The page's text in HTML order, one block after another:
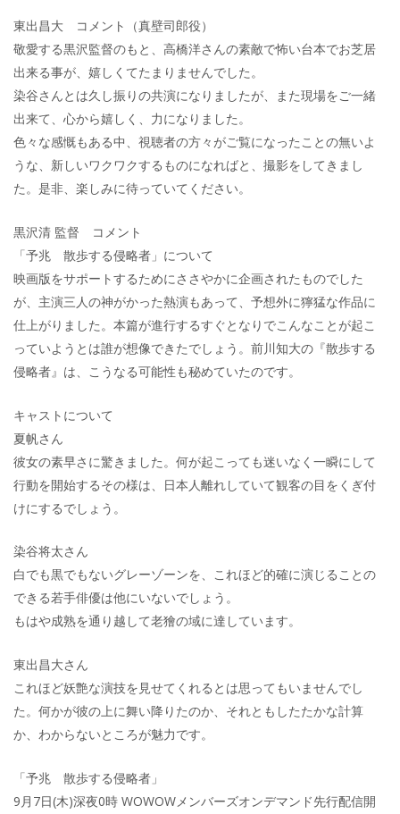
東出昌大 コメント（真壁司郎役）
敬愛する黒沢監督のもと、高橋洋さんの素敵で怖い台本でお芝居
出来る事が、嬉しくてたまりませんでした。
染谷さんとは久し振りの共演になりましたが、また現場をご一緒
出来て、心から嬉しく、力になりました。
色々な感慨もある中、視聴者の方々がご覧になったことの無いよ
うな、新しいワクワクするものになればと、撮影をしてきまし
た。是非、楽しみに待っていてください。
黒沢清 監督 コメント
「予兆 散歩する侵略者」について
映画版をサポートするためにささやかに企画されたものでした
が、主演三人の神がかった熱演もあって、予想外に獰猛な作品に
仕上がりました。本篇が進行するすぐとなりでこんなことが起こ
っていようとは誰が想像できたでしょう。前川知大の『散歩する
侵略者』は、こうなる可能性も秘めていたのです。
キャストについて
夏帆さん
彼女の素早さに驚きました。何が起こっても迷いなく一瞬にして
行動を開始するその様は、日本人離れしていて観客の目をくぎ付
けにするでしょう。
染谷将太さん
白でも黒でもないグレーゾーンを、これほど的確に演じることの
できる若手俳優は他にいないでしょう。
もはや成熟を通り越して老獪の域に達しています。
東出昌大さん
これほど妖艶な演技を見せてくれるとは思ってもいませんでし
た。何かが彼の上に舞い降りたのか、それともしたたかな計算
か、わからないところが魅力です。
「予兆 散歩する侵略者」
9月7日(木)深夜0時 WOWOWメンバーズオンデマンド先行配信開